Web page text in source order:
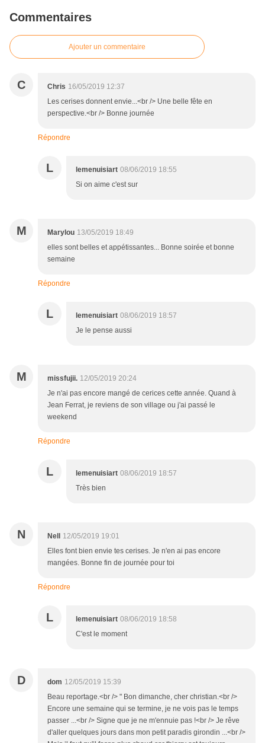
Commentaires
Ajouter un commentaire
C Chris 16/05/2019 12:37
Les cerises donnent envie...<br /> Une belle fête en
perspective.<br /> Bonne journée
Répondre
L lemenuisiart 08/06/2019 18:55
Si on aime c'est sur
M Marylou 13/05/2019 18:49
elles sont belles et appétissantes... Bonne soirée et bonne
semaine
Répondre
L lemenuisiart 08/06/2019 18:57
Je le pense aussi
M missfujii. 12/05/2019 20:24
Je n'ai pas encore mangé de cerices cette année. Quand à
Jean Ferrat, je reviens de son village ou j'ai passé le
weekend
Répondre
L lemenuisiart 08/06/2019 18:57
Très bien
N Nell
12/05/2019 19:01
Elles font bien envie tes cerises. Je n'en ai pas encore
mangées. Bonne fin de journée pour toi
Répondre
L lemenuisiart 08/06/2019 18:58
C'est le moment
D dom 12/05/2019 15:39
Beau reportage.<br /> " Bon dimanche, cher christian.<br />
Encore une semaine qui se termine, je ne vois pas le temps
passer ...<br /> Signe que je ne m'ennuie pas !<br /> Je rêve
d'aller quelques jours dans mon petit paradis girondin ...<br />